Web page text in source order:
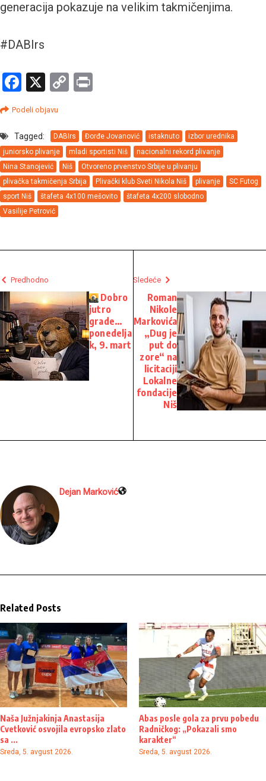
generacija pokazuje na velikim takmičenjima.
#DABIrs
Facebook
X
Copy
Podeli objavu
Tagged: DABIrs Đorđe Jovanović istaknuto
izbor urednika
juniorsko plivanje
mladi sportisti Niš
nacionalni rekord plivanje
Nina Stanojević
Niš
Otvoreno prvenstvo Srbije u plivanju
plivačka takmičenja Srbija
Plivački klub Sveti Nikola Niš plivanje
SC Futog
sport Niš
štafeta 4x100 mešovito
štafeta 4x200 slobodno
Vasilije Petrović
Predhodno
Dobro
jutro
grade…
ponedelja
k, 9. mart
Sledeće
Roman
Nikole
Markovića
„Dug je
put do
zore“ na
licitaciji
Lokalne
fondacije
Niš
Dejan Marković
Related Posts
Naša Južnjakinja Anastasija
Cvetković osvojila evropsko zlato
sa ...
Sreda, 5. avgust 2026.
Abas posle gola za prvu pobedu
Radničkog: „Pokazali smo
karakter“
Sreda, 5. avgust 2026.